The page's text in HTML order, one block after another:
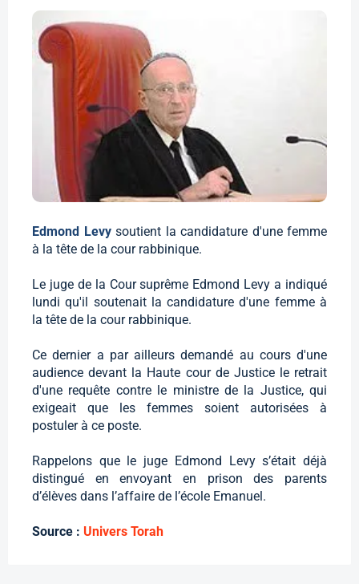
Edmond Levy soutient la candidature d'une femme
à la tête de la cour rabbinique.
Le juge de la Cour suprême Edmond Levy a indiqué
lundi qu'il soutenait la candidature d'une femme à
la tête de la cour rabbinique.
Ce dernier a par ailleurs demandé au cours d'une
audience devant la Haute cour de Justice le retrait
d'une requête contre le ministre de la Justice, qui
exigeait que les femmes soient autorisées à
postuler à ce poste.
Rappelons que le juge Edmond Levy s’était déjà
distingué en envoyant en prison des parents
d’élèves dans l’affaire de l’école Emanuel.
Source : Univers Torah